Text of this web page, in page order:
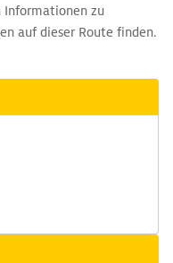
Informationen zu
auf dieser Route finden.